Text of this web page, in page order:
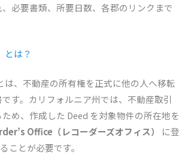
必要書類、所要日数、各郡のリンクまで
とは？
は、不動産の所有権を正式に他の人へ移転
す。カリフォルニア州では、不動産取引
め、作成した Deed を対象物件の所在地を
Office（レコーダーズオフィス）
に登
ことが必要です。